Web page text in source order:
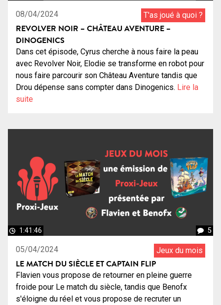
08/04/2024 T'as joué à quoi ?
REVOLVER NOIR – CHÂTEAU AVENTURE –
DINOGENICS
Dans cet épisode, Cyrus cherche à nous faire la peau
avec Revolver Noir, Elodie se transforme en robot pour
nous faire parcourir son Château Aventure tandis que
Drou dépense sans compter dans Dinogenics. Lire la
suite
1:41:46 5
05/04/2024 Jeux du mois
LE MATCH DU SIÈCLE ET CAPTAIN FLIP
Flavien vous propose de retourner en pleine guerre
froide pour Le match du siècle, tandis que Benofx
s'éloigne du réel et vous propose de recruter un